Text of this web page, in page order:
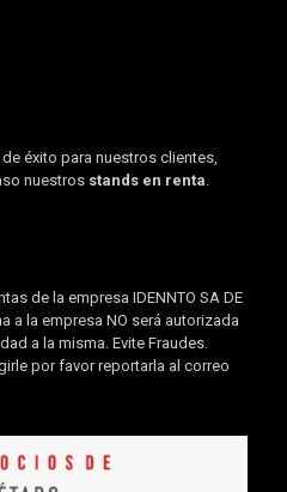
éxito para nuestros clientes,
nuestros stands en renta.
de la empresa IDENNTO SA DE
a la empresa NO será autorizada
a la misma. Evite Fraudes.
por favor reportarla al correo